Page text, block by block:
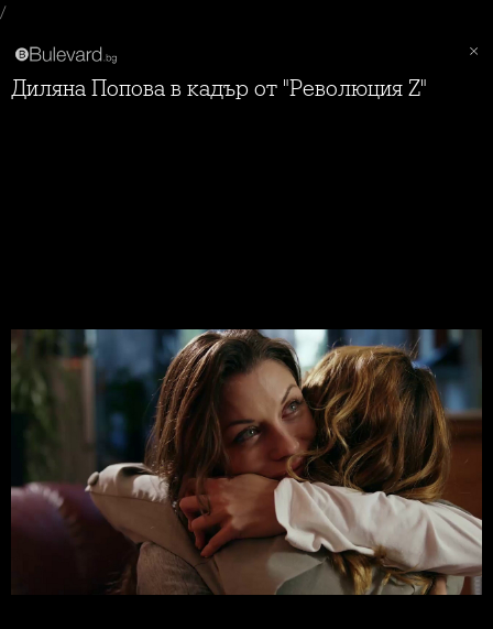
/
Диляна Попова в кадър от "Революция Z"